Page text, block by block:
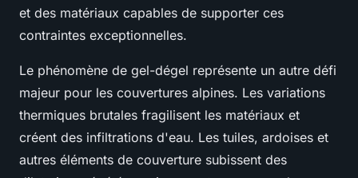
et des matériaux capables de supporter ces
contraintes exceptionnelles.
Le phénomène de gel-dégel représente un autre défi
majeur pour les couvertures alpines. Les variations
thermiques brutales fragilisent les matériaux et
créent des infiltrations d'eau. Les tuiles, ardoises et
autres éléments de couverture subissent des